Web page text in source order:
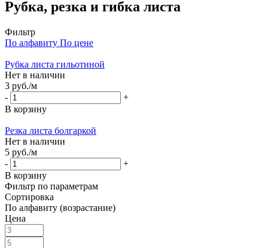
Рубка, резка и гибка листа
Фильтр
По алфавиту По цене
Рубка листа гильотиной
Нет в наличии
3 руб./м
-
+
В корзину
Резка листа болгаркой
Нет в наличии
5 руб./м
-
+
В корзину
Фильтр по параметрам
Сортировка
По алфавиту (возрастание)
Цена